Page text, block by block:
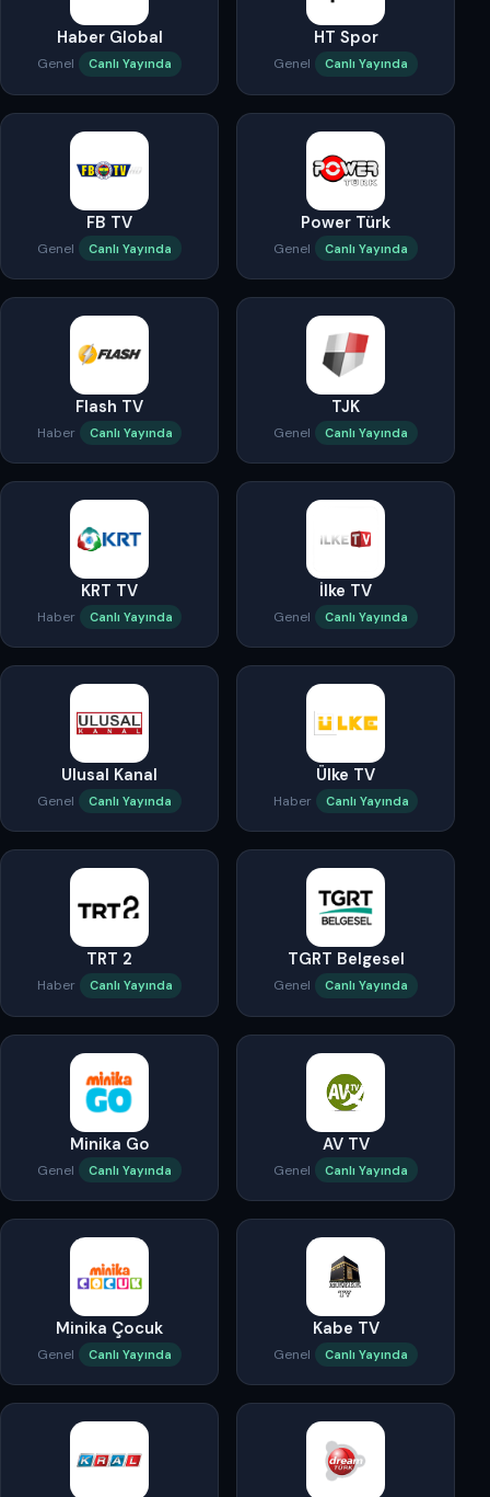
Haber Global
Genel Canlı Yayında
HT Spor
Genel Canlı Yayında
FB TV
Genel Canlı Yayında
Power Türk
Genel Canlı Yayında
Flash TV
Haber Canlı Yayında
TJK
Genel Canlı Yayında
KRT TV
Haber Canlı Yayında
İlke TV
Genel Canlı Yayında
Ulusal Kanal
Genel Canlı Yayında
Ülke TV
Haber Canlı Yayında
TRT 2
Haber Canlı Yayında
TGRT Belgesel
Genel Canlı Yayında
Minika Go
Genel Canlı Yayında
AV TV
Genel Canlı Yayında
Minika Çocuk
Genel Canlı Yayında
Kabe TV
Genel Canlı Yayında